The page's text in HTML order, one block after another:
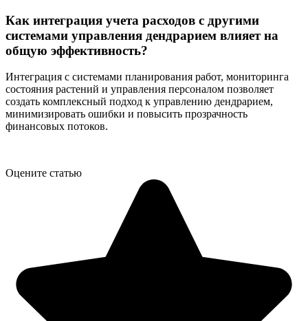
Как интеграция учета расходов с другими
системами управления дендрарием влияет на
общую эффективность?
Интеграция с системами планирования работ, мониторинга
состояния растений и управления персоналом позволяет
создать комплексный подход к управлению дендрарием,
минимизировать ошибки и повысить прозрачность
финансовых потоков.
Оцените статью